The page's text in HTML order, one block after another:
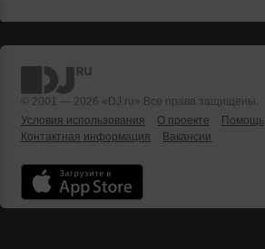
© 2001 — 2026 «DJ.ru» Все права защищены.
Условия использования
О проекте Помощь
Контактная информация
Вакансии